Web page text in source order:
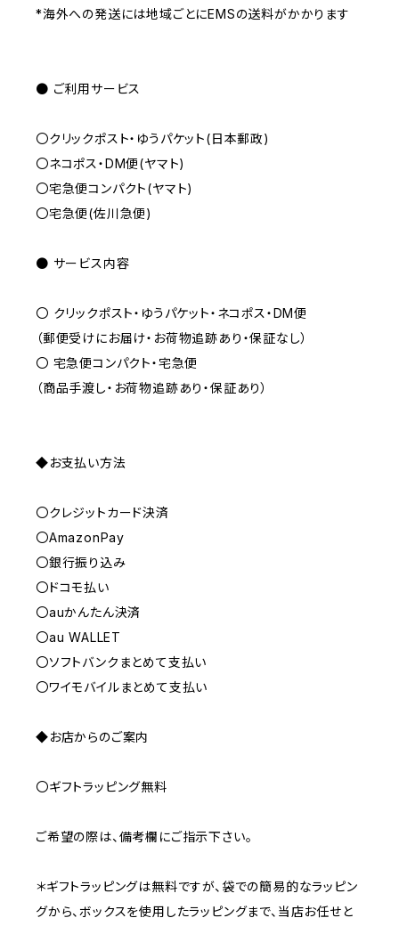
*海外への発送には地域ごとにEMSの送料がかかります
● ご利用サービス
〇クリックポスト・ゆうパケット(日本郵政)
〇ネコポス・DM便(ヤマト)
〇宅急便コンパクト(ヤマト)
〇宅急便(佐川急便)
● サービス内容
〇 クリックポスト・ゆうパケット・ネコポス・DM便
（郵便受けにお届け・お荷物追跡あり・保証なし）
〇 宅急便コンパクト・宅急便
（商品手渡し・お荷物追跡あり・保証あり）
◆お支払い方法
〇クレジットカード決済
〇AmazonPay
〇銀行振り込み
〇ドコモ払い
〇auかんたん決済
〇au WALLET
〇ソフトバンクまとめて支払い
〇ワイモバイルまとめて支払い
◆お店からのご案内
〇ギフトラッピング無料
ご希望の際は、備考欄にご指示下さい。
＊ギフトラッピングは無料ですが、袋での簡易的なラッピン
グから、ボックスを使用したラッピングまで、当店お任せと